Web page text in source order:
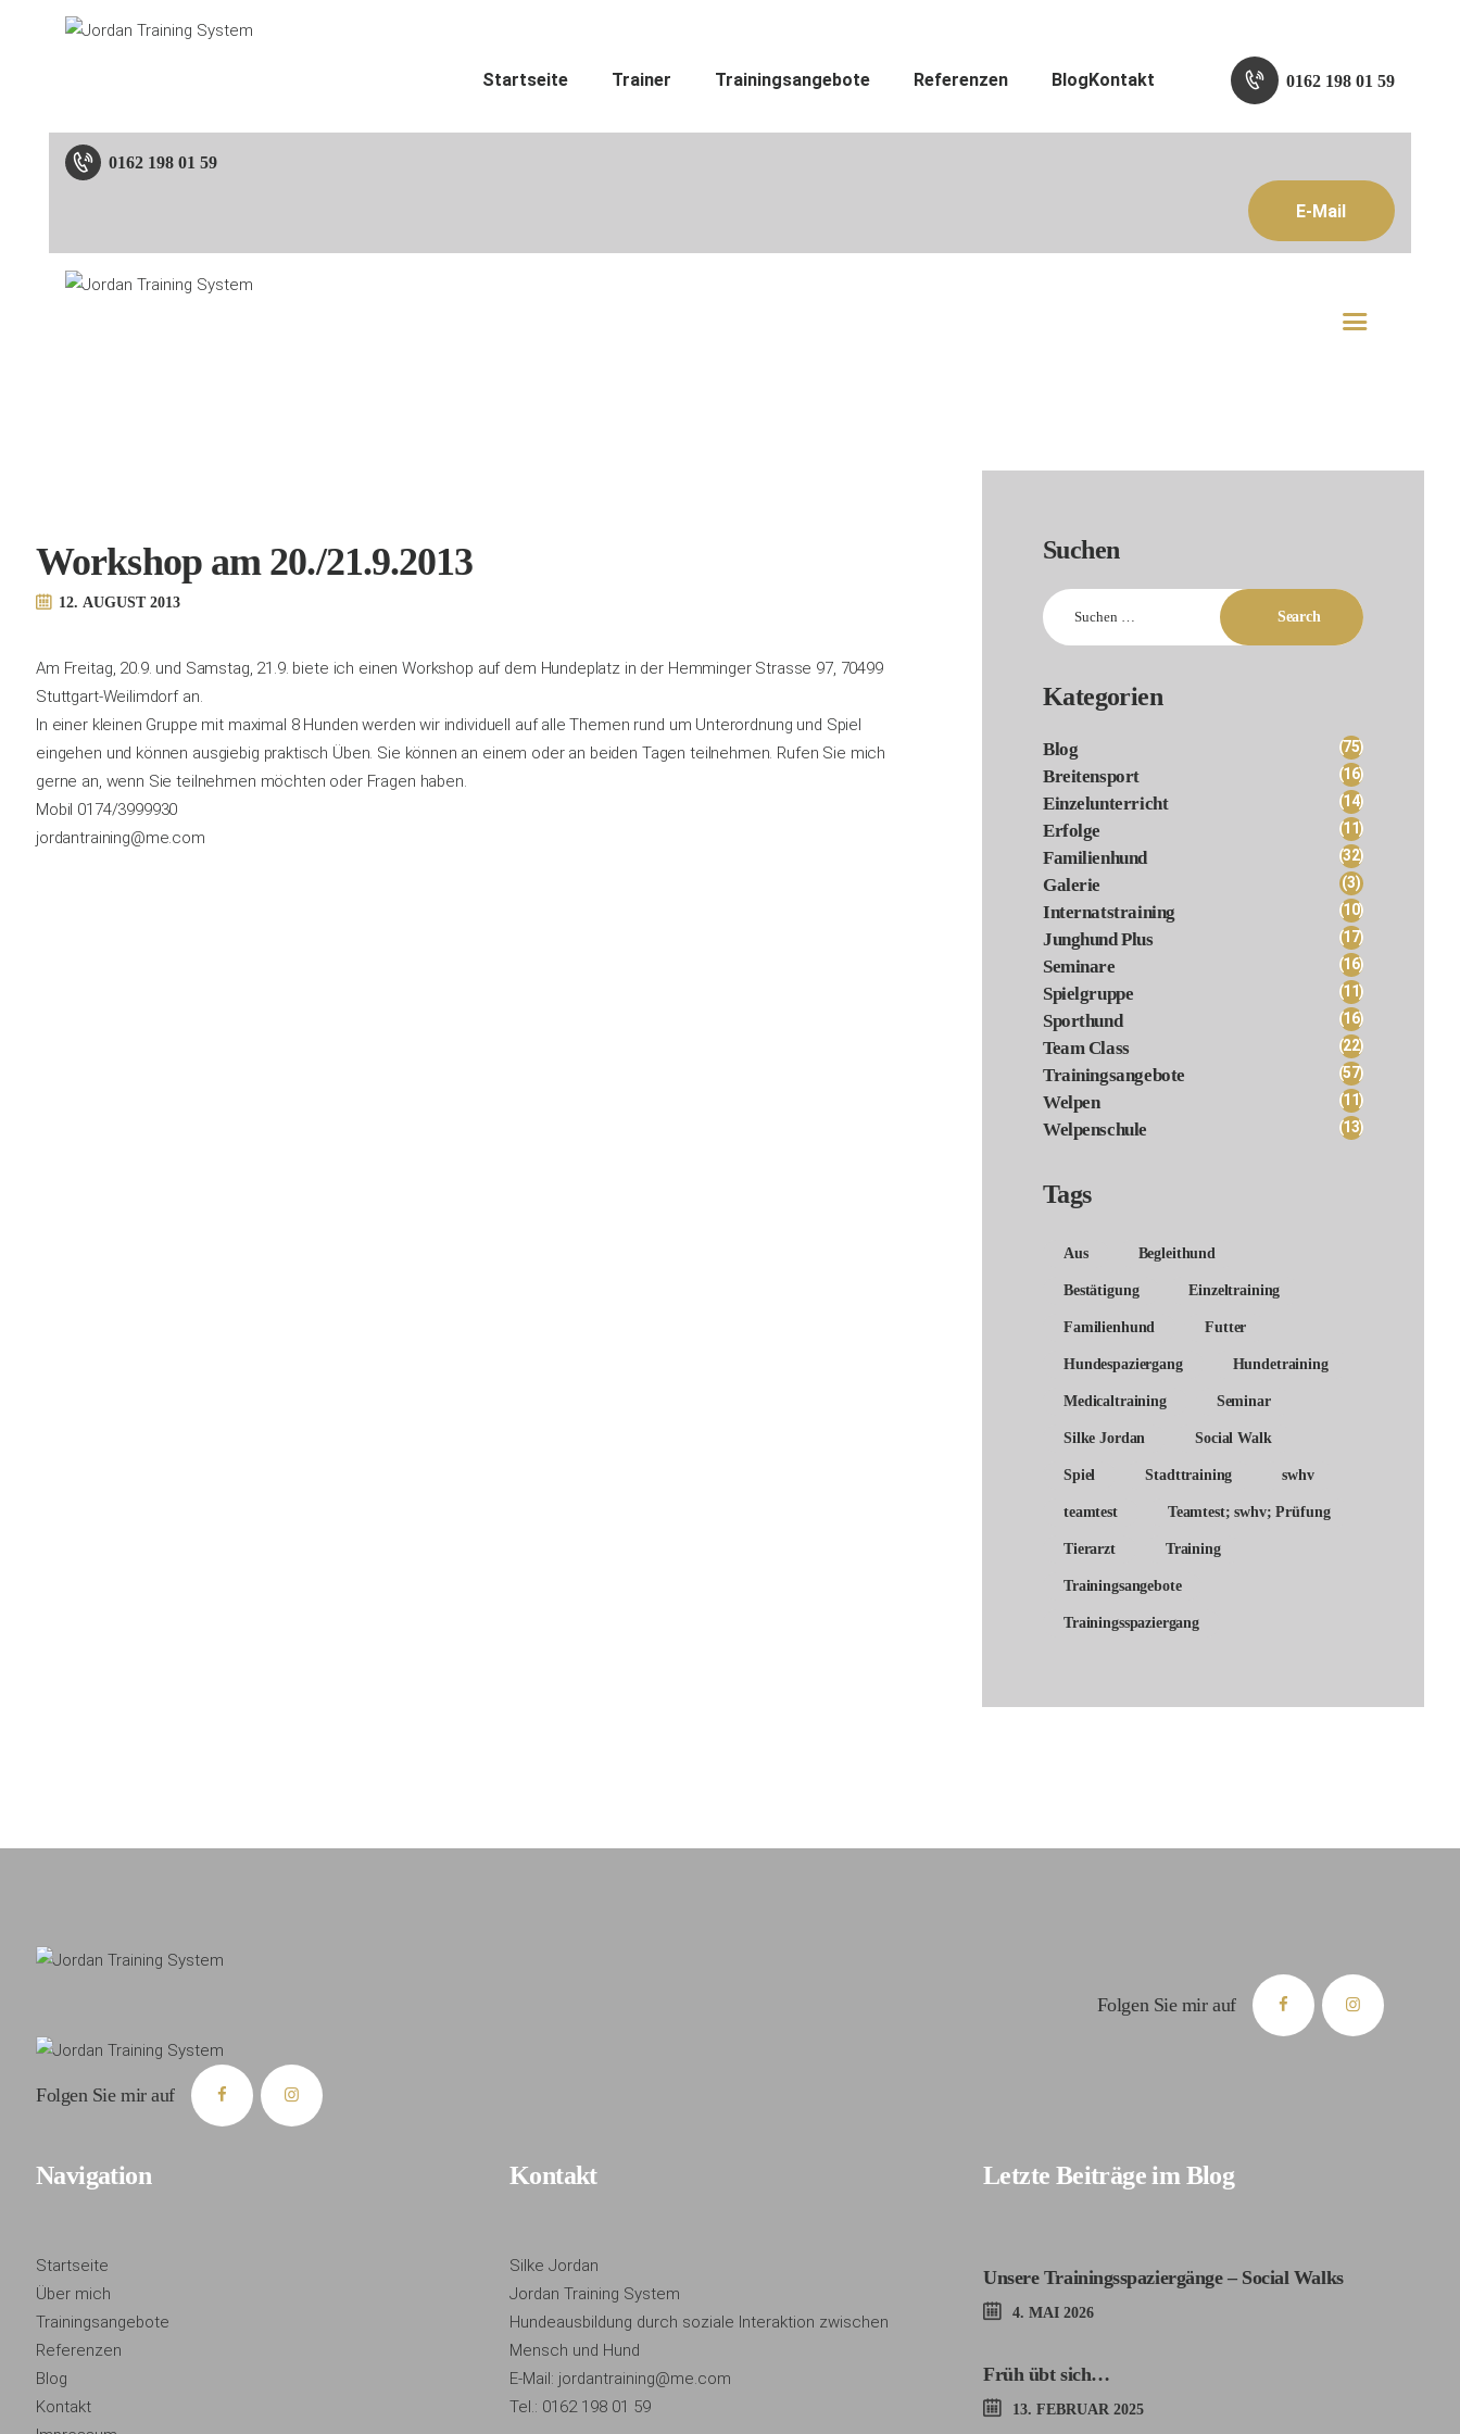
Startseite Trainer Trainingsangebote Referenzen BlogKontakt 0162 198 01 59
0162 198 01 59
E-Mail
Trainer
Trainingsangebote
Blog
Workshop am 20./21.9.2013
12. AUGUST 2013
Am Freitag, 20.9. und Samstag, 21.9. biete ich einen Workshop auf dem Hundeplatz in der Hemminger Strasse 97, 70499
Stuttgart-Weilimdorf an.
In einer kleinen Gruppe mit maximal 8 Hunden werden wir individuell auf alle Themen rund um Unterordnung und Spiel
eingehen und können ausgiebig praktisch Üben. Sie können an einem oder an beiden Tagen teilnehmen. Rufen Sie mich
gerne an, wenn Sie teilnehmen möchten oder Fragen haben.
Mobil 0174/3999930
jordantraining@me.com
Suchen
Suchen
nach:
Kategorien
Blog (75)
Breitensport (16)
Einzelunterricht (14)
Erfolge (11)
Familienhund (32)
Galerie (3)
Internatstraining (10)
Junghund Plus (17)
Seminare (16)
Spielgruppe (11)
Sporthund (16)
Team Class (22)
Trainingsangebote (57)
Welpen (11)
Welpenschule (13)
Tags
Aus Begleithund
Bestätigung Einzeltraining
Familienhund Futter
Hundespaziergang Hundetraining
Medicaltraining Seminar
Silke Jordan Social Walk
Spiel Stadttraining swhv
teamtest Teamtest; swhv; Prüfung
Tierarzt Training
Trainingsangebote
Trainingsspaziergang
Folgen Sie mir auf
Folgen Sie mir auf
Navigation
Startseite
Über mich
Trainingsangebote
Referenzen
Blog
Kontakt
Kontakt
Silke Jordan
Jordan Training System
Hundeausbildung durch soziale Interaktion zwischen
Mensch und Hund
E-Mail: jordantraining@me.com
Tel.: 0162 198 01 59
Letzte Beiträge im Blog
Unsere Trainingsspaziergänge – Social Walks
4. MAI 2026
Früh übt sich…
13. FEBRUAR 2025